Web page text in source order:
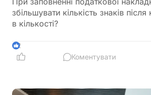
збільшувати кількість знаків
в кількості?
2
Коментувати